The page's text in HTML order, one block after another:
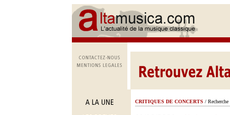
CRITIQUES DE CONCERTS / Recherche